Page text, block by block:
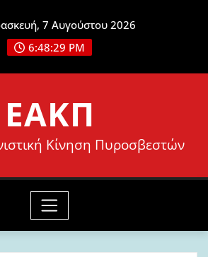
7 Αυγούστου 2026
6:48:30 PM
ΕΑΚΠ
Κίνηση Πυροσβεστών